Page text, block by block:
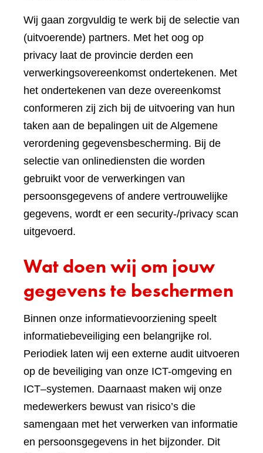
Wij gaan zorgvuldig te werk bij de selectie van
(uitvoerende) partners. Met het oog op
privacy laat de provincie derden een
verwerkingsovereenkomst ondertekenen. Met
het ondertekenen van deze overeenkomst
conformeren zij zich bij de uitvoering van hun
taken aan de bepalingen uit de Algemene
verordening gegevensbescherming. Bij de
selectie van onlinediensten die worden
gebruikt voor de verwerkingen van
persoonsgegevens of andere vertrouwelijke
gegevens, wordt er een security-/privacy scan
uitgevoerd.
Wat doen wij om jouw
gegevens te beschermen
Binnen onze informatievoorziening speelt
informatiebeveiliging een belangrijke rol.
Periodiek laten wij een externe audit uitvoeren
op de beveiliging van onze ICT-omgeving en
ICT–systemen. Daarnaast maken wij onze
medewerkers bewust van risico’s die
samengaan met het verwerken van informatie
en persoonsgegevens in het bijzonder. Dit